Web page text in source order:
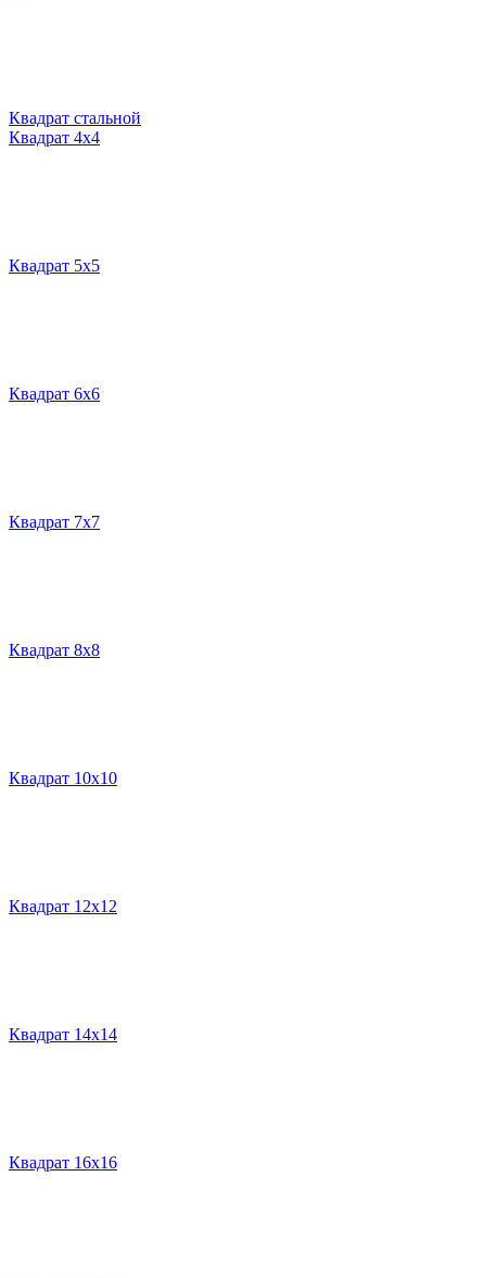
Квадрат стальной
Квадрат 4х4
Квадрат 5х5
Квадрат 6х6
Квадрат 7х7
Квадрат 8х8
Квадрат 10х10
Квадрат 12х12
Квадрат 14х14
Квадрат 16х16